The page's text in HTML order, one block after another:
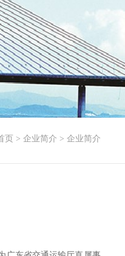
页 > 企业简介 > 企业简介